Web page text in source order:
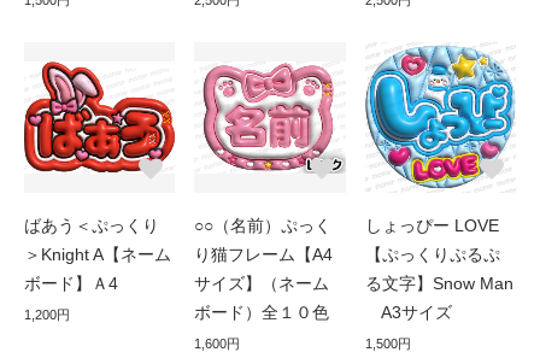
ばあう＜ぷっくり
＞Knight A【ネーム
ボード】Ａ4
1,200円
○○（名前）ぷっく
り猫フレーム【A4
サイズ】（ネーム
ボード）全１０色
1,600円
しょっぴー LOVE
【ぷっくりぷるぷ
る文字】Snow Man
A3サイズ
1,500円